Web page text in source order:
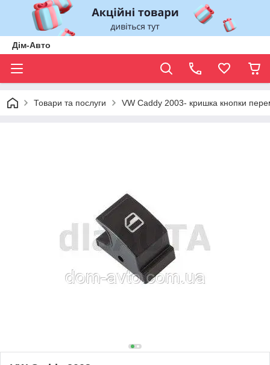
Дім-Авто
Товари та послуги VW Caddy 2003- кришка кнопки